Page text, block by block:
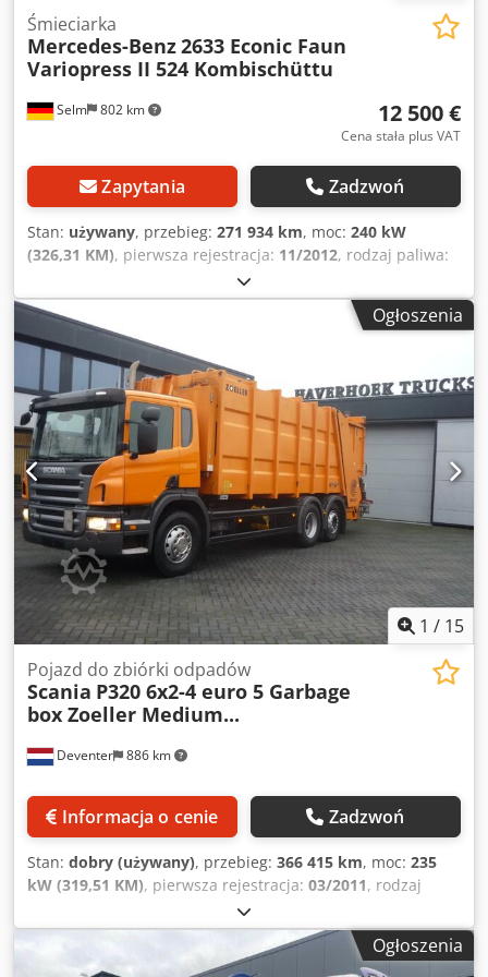
Selm 802 km
Śmieciarka
Mercedes-Benz2633 Econic Faun
Variopress II 524 Kombischüttu
12 500 €
Cena stała plus VAT
Zapytania Zadzwoń
Stan: używany, przebieg: 271 934 km, moc: 240 kW
(326,31 KM), pierwsza rejestracja: 11/2012, rodzaj paliwa:
14 550 kg
ładunku:11 450 kg, masa całkowita:26 000 kg,
konfiguracja osi:
, hamulce:
hamowanie silnikiem
dzienna
, typ przekładni:automatyczny
5, zawieszenie:powietrze, liczba miejsc:4, całkowita
długość:9 450 mm , Wyposażenie:
ABS, blokada
mechanizmu różnicowego, filtr sadzy, klimatyzacja,
kontrola trakcji, system immobilizera, tempomat
, Faun
Typ VarioPress II 524 z zabudową Zöller 2301/70061, rok
produkcji 2010, oś skrętna wleczona. Oferta niewiążąca -
zastrzega się prawo do zmian i sprzedaży pośredniej -
sprzedaż wyłączona jest spod wszelkiej gwarancji -
wszystkie informacje bez gwarancji! Dkedpfx Acjvidivjkor
Ogłoszenia
1 / 15
Deventer 886 km
Pojazd do zbiórki odpadów
Scania P320 6x2-4 euro 5 Garbage
box Zoeller Medium...
Informacja o cenie Zadzwoń
Stan: dobry (używany), przebieg: 366 415 km, moc: 235
kW (319,51 KM), pierwsza rejestracja: 03/2011, rodzaj
, konfiguracja osi:
mm, paliwo:diesel, kolor:pomarańczowy, typ przekładni:
Euro 5, zawieszenie:stal-
Ogłoszenia